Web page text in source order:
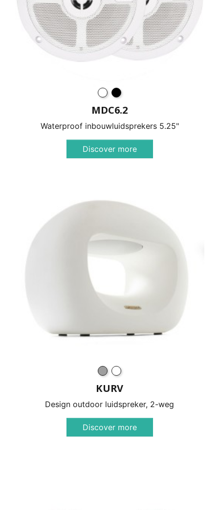
MDC6.2
Waterproof inbouwluidsprekers 5.25"
Discover more
KURV
Design outdoor luidspreker, 2-weg
Discover more